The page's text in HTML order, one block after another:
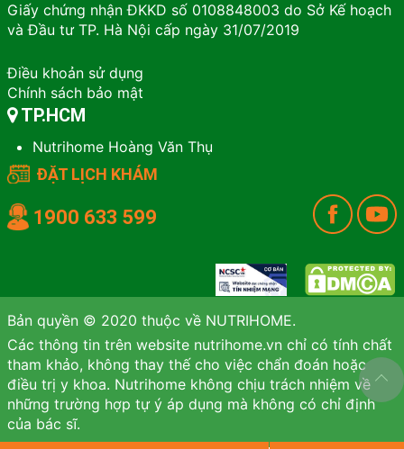
Giấy chứng nhận ĐKKD số 0108848003 do Sở Kế hoạch
và Đầu tư TP. Hà Nội cấp ngày 31/07/2019
Điều khoản sử dụng
Chính sách bảo mật
TP.HCM
Nutrihome Hoàng Văn Thụ
ĐẶT LỊCH KHÁM
1900 633 599
Bản quyền © 2020 thuộc về NUTRIHOME.
Các thông tin trên website nutrihome.vn chỉ có tính chất
tham khảo, không thay thế cho việc chẩn đoán hoặc
điều trị y khoa. Nutrihome không chịu trách nhiệm về
những trường hợp tự ý áp dụng mà không có chỉ định
của bác sĩ.